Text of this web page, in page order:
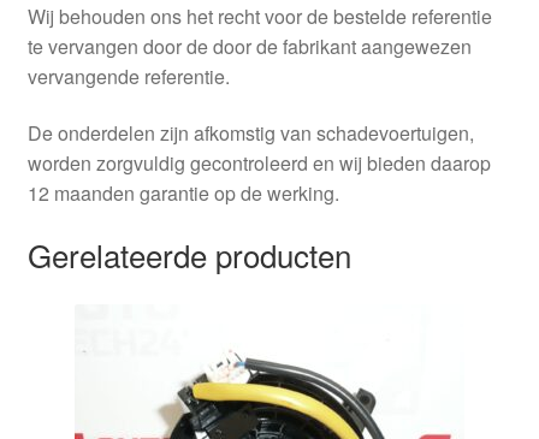
Wij behouden ons het recht voor de bestelde referentie
te vervangen door de door de fabrikant aangewezen
vervangende referentie.
De onderdelen zijn afkomstig van schadevoertuigen,
worden zorgvuldig gecontroleerd en wij bieden daarop
12 maanden garantie op de werking.
Gerelateerde producten